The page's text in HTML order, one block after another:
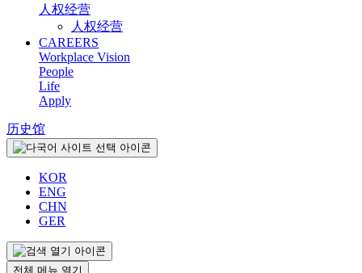
人权经营
人权经营
CAREERS
Workplace Vision
People
Life
Apply
历史馆
KOR
ENG
CHN
GER
전체 메뉴 열기